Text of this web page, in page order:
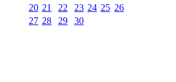
20 21 22 23 24 25 26
27 28 29 30